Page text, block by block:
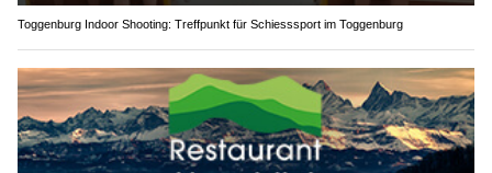
Toggenburg Indoor Shooting: Treffpunkt für Schiesssport im Toggenburg